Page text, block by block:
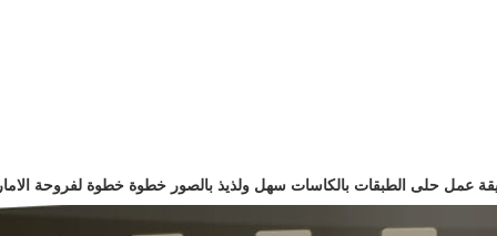
عمل حلى الطبقات بالكاسات سهل ولذيذ بالصور خطوة خطوة لفروحة